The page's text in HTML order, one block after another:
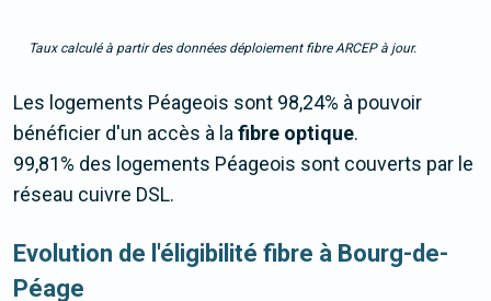
Taux calculé à partir des données déploiement fibre ARCEP à jour.
Les logements Péageois sont 98,24% à pouvoir
bénéficier d'un accès à lafibre optique.
99,81% des logements Péageois sont couverts par le
réseau cuivre DSL.
Evolution de l'éligibilité fibre à Bourg-de-
Péage